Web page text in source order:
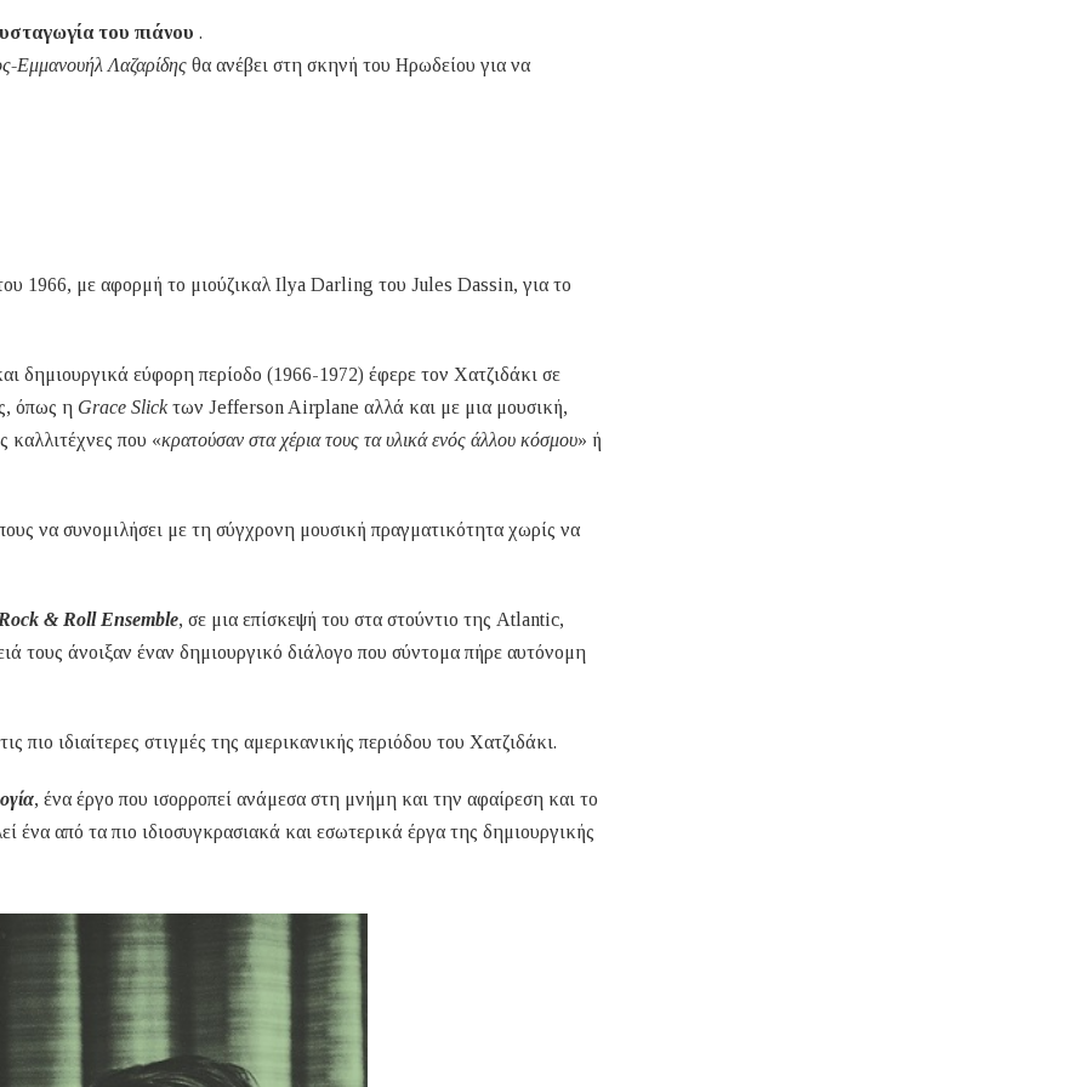
του πιάνου .
Εμμανουήλ Λαζαρίδης θα ανέβει στη σκηνή του Ηρωδείου για να
1966, με αφορμή το μιούζικαλ Ilya Darling του Jules Dassin, για το
εύφορη περίοδο (1966-1972) έφερε τον Χατζιδάκι σε
όπως η Grace Slickτων Jefferson Airplane αλλά και με μια μουσική,
καλλιτέχνες που «κρατούσαν στα χέρια τους τα υλικά ενός άλλου κόσμου» ή
να συνομιλήσει με τη σύγχρονη μουσική πραγματικότητα χωρίς να
& Roll Ensemble, σε μια επίσκεψή του στα στούντιο της Atlantic,
τους άνοιξαν έναν δημιουργικό διάλογο που σύντομα πήρε αυτόνομη
ιδιαίτερες στιγμές της αμερικανικής περιόδου του Χατζιδάκι.
, ένα έργο που ισορροπεί ανάμεσα στη μνήμη και την αφαίρεση και το
ένα από τα πιο ιδιοσυγκρασιακά και εσωτερικά έργα της δημιουργικής